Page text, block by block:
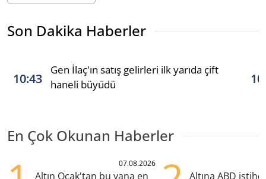
Son Dakika Haberler
10:43
Gen İlaç'ın satış gelirleri ilk yarıda çift
haneli büyüdü
En Çok Okunan Haberler
07.08.2026
Altın Ocak'tan bu yana en
Altına ABD